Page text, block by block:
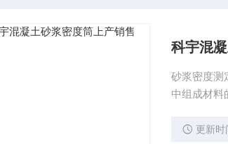
科宇混
砂浆密度测
中组成材料
更新